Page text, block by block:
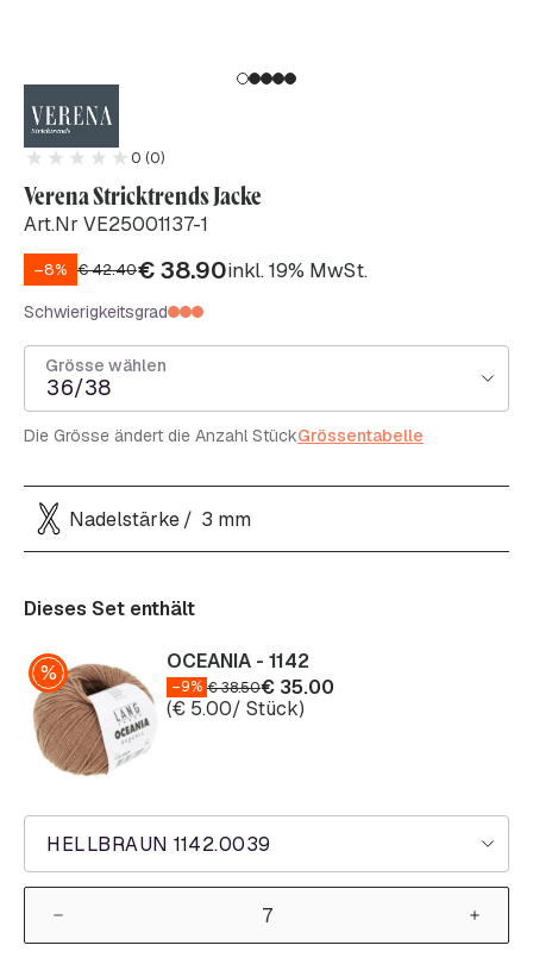
0 (0)
Verena Stricktrends Jacke
Art.Nr VE25001137-1
–8% €42.40€38.90inkl. 19% MwSt.
Schwierigkeitsgrad
Grösse wählen
36/38
Die Grösse ändert die Anzahl StückGrössentabelle
Nadelstärke 3 mm
Dieses Set enthält
HELLBRAUN 1142.0039
OCEANIA - 1142
–9% €38.50€ 35.00
(€ 5.00/ Stück)